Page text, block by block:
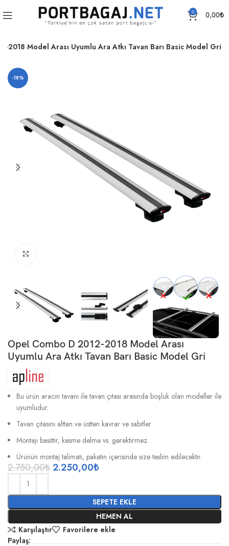
0 0,00₺
2018 Model Arası Uyumlu Ara Atkı Tavan Barı Basic Model Gri
-18%
Opel Combo D 2012-2018 Model Arası
Uyumlu Ara Atkı Tavan Barı Basic Model Gri
Bu ürün aracın tavanı ile tavan çıtası arasında boşluk olan modeller ile
uyumludur.
Tavan çıtasını alttan ve üstten kavrar ve sabitler
Montajı basittir, kesme delme vs. gerektirmez.
Ürünün montaj talimatı, paketin içerisinde size teslim edilecektir.
2.750,00₺2.250,00₺
SEPETE EKLE
HEMEN AL
Karşılaştır
Favorilere ekle
Paylaş: